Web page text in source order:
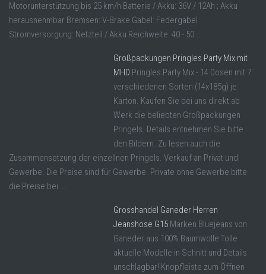
Motorunterstützung bis 25 km/h Batterie / Akku: 36V / 12Ah ; Akku
herausnehmbar Bremsen: V-Brake Gabel: Federgabel
Stromversorgung: Netzteil / Akku Reichweite: 40 - 50 ...
Großpackungen Pringles Party Mix mit
MHD Pringles Party Mix - 14 Dosen mit 7
verschiedenen Sorten (14x185g) je
Karton. Kaufen Sie bei uns direkt ab
Werk die beliebten Großpackungen
Pringels. Details entnehmen Sie bitte
den Bildern. Zu lesen auch die
Zusammensetzung der einzellnen Pringels. Verkauf an Privat und
Gewerbe. Die Preise sind für Gewerbe. Private ohne Gewerbe bitte
die Preise bei ...
Grosshandel Ganeder Herren
Jeanshose G15 Marken Bluejeans von
Ganeder aus 100% Baumwolle Tolle
aktuelle Modelle in Schnitt und Details
unschlagbar! Knopfleiste zum Öffnen